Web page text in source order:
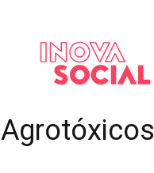
Agrotóxicos